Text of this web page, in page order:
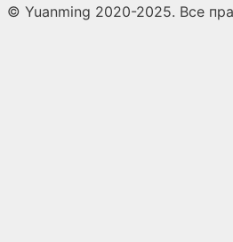
© Yuanming 2020-2025. Все